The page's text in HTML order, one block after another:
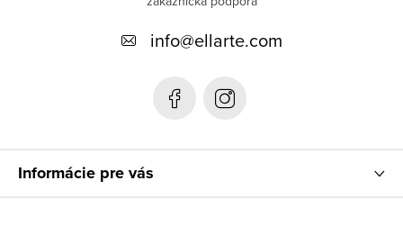
info@ellarte.com
Informácie pre vás